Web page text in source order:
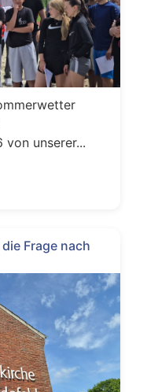
unserer...
Frage nach